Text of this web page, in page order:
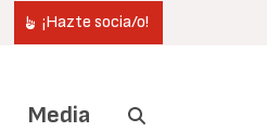
¡Hazte socia/o!
Media